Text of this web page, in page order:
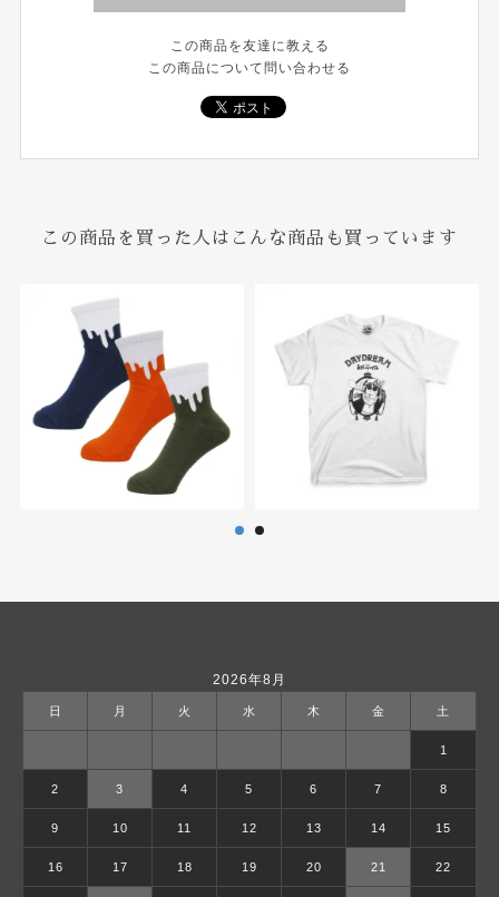
この商品を友達に教える
この商品について問い合わせる
この商品を買った人はこんな商品も買っています
2026年8月
日 月 火 水 木 金 土
1
2 3 4 5 6 7 8
9 10 11 12 13 14 15
16 17 18 19 20 21 22